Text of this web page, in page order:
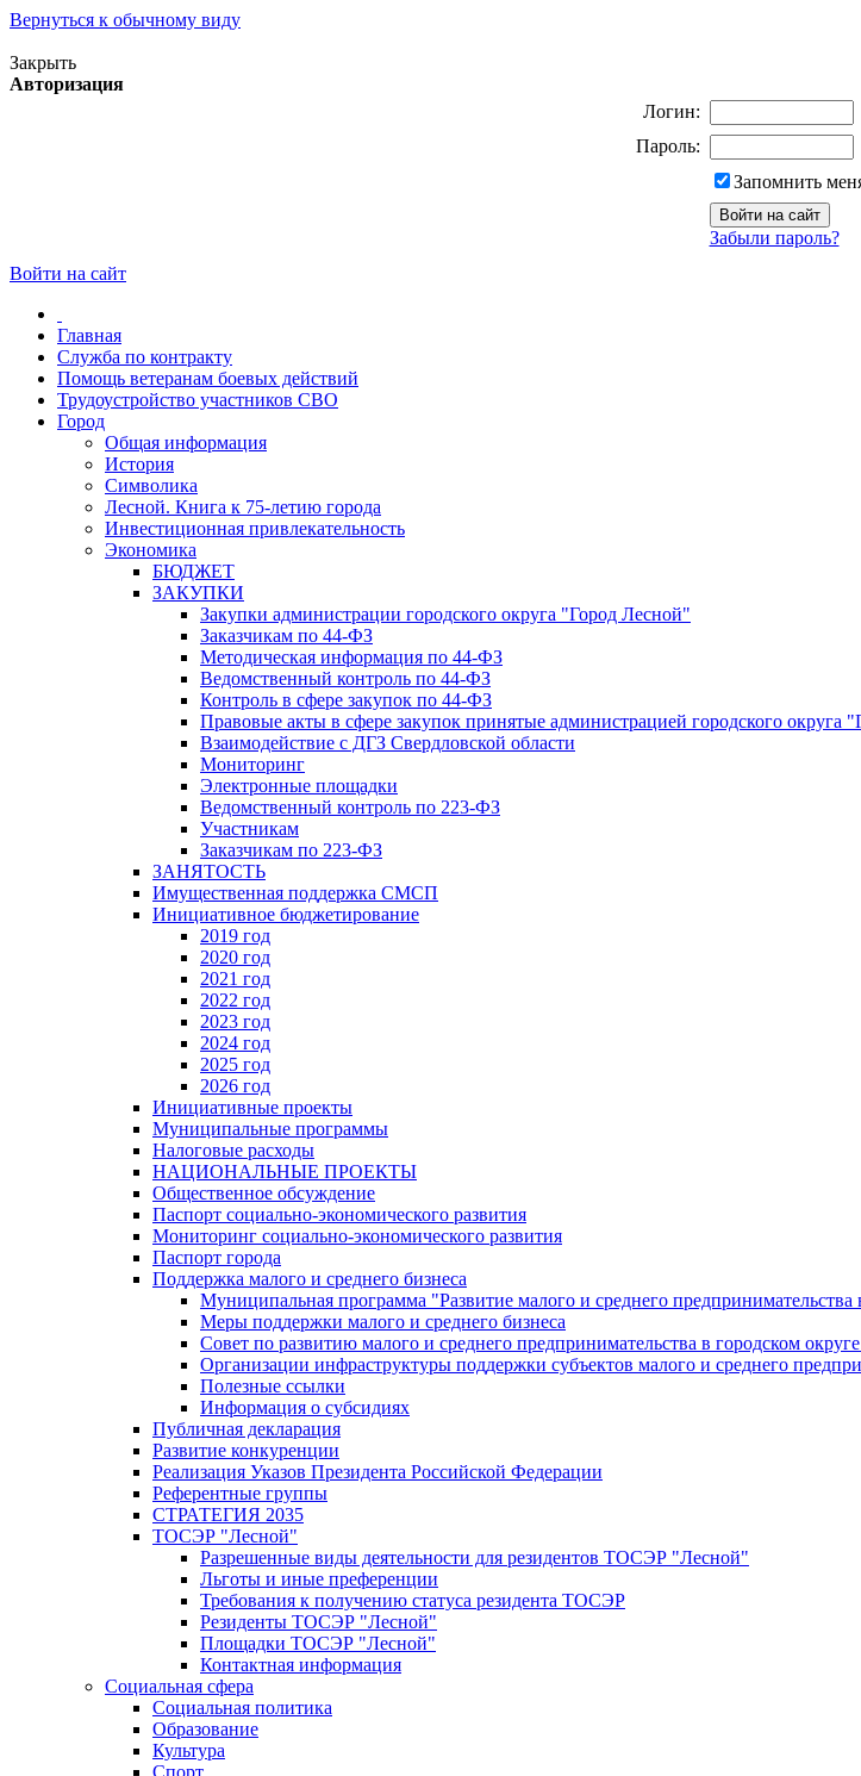
Вернуться к обычному виду
Закрыть
Авторизация
Логин:
Пароль:
Запомнить
Забыли пароль?
Войти на сайт
Главная
Служба по контракту
Помощь ветеранам боевых действий
Трудоустройство участников СВО
Город
Общая информация
История
Символика
Лесной. Книга к 75-летию города
Инвестиционная привлекательность
Экономика
БЮДЖЕТ
ЗАКУПКИ
Закупки администрации городского округа "Город Лесной"
Заказчикам по 44-ФЗ
Методическая информация по 44-ФЗ
Ведомственный контроль по 44-ФЗ
Контроль в сфере закупок по 44-ФЗ
Правовые акты в сфере закупок принятые администрацией городского округа
Взаимодействие с ДГЗ Свердловской области
Мониторинг
Электронные площадки
Ведомственный контроль по 223-ФЗ
Участникам
Заказчикам по 223-ФЗ
ЗАНЯТОСТЬ
Имущественная поддержка СМСП
Инициативное бюджетирование
2019 год
2020 год
2021 год
2022 год
2023 год
2024 год
2025 год
2026 год
Инициативные проекты
Муниципальные программы
Налоговые расходы
НАЦИОНАЛЬНЫЕ ПРОЕКТЫ
Общественное обсуждение
Паспорт социально-экономического развития
Мониторинг социально-экономического развития
Паспорт города
Поддержка малого и среднего бизнеса
Муниципальная программа "Развитие малого и среднего
Меры поддержки малого и среднего бизнеса
Совет по развитию малого и среднего предпринимательства в городском
Организации инфраструктуры поддержки субъектов малого и среднего
Полезные ссылки
Информация о субсидиях
Публичная декларация
Развитие конкуренции
Реализация Указов Президента Российской Федерации
Референтные группы
СТРАТЕГИЯ 2035
ТОСЭР "Лесной"
Разрешенные виды деятельности для резидентов ТОСЭР "Лесной"
Льготы и иные преференции
Требования к получению статуса резидента ТОСЭР
Резиденты ТОСЭР "Лесной"
Площадки ТОСЭР "Лесной"
Контактная информация
Социальная сфера
Социальная политика
Образование
Культура
Спорт